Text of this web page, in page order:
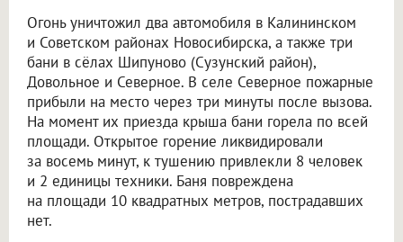
Огонь уничтожил два автомобиля в Калининском
и Советском районах Новосибирска, а также три
бани в сёлах Шипуново (Сузунский район),
Довольное и Северное. В селе Северное пожарные
прибыли на место через три минуты после вызова.
На момент их приезда крыша бани горела по всей
площади. Открытое горение ликвидировали
за восемь минут, к тушению привлекли 8 человек
и 2 единицы техники. Баня повреждена
на площади 10 квадратных метров, пострадавших
нет.